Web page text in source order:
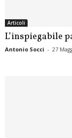
Articoli
L’inspiegabile
Antonio Socci - 27